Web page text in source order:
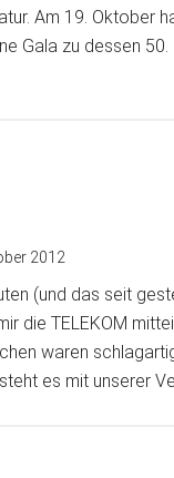
Am 19. Oktober
Gala zu dessen
2012
(und das seit
die TELEKOM
waren
es mit unserer